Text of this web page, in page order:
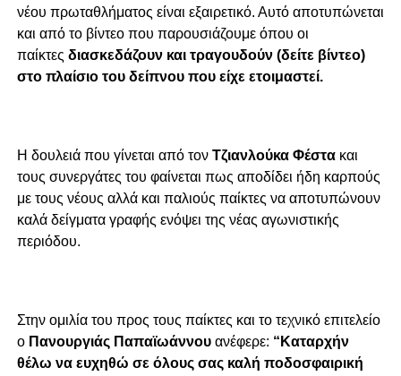
νέου πρωταθλήματος είναι εξαιρετικό. Αυτό αποτυπώνεται
και από το βίντεο που παρουσιάζουμε όπου οι
παίκτες διασκεδάζουν και τραγουδούν (δείτε βίντεο)
στο πλαίσιο του δείπνου που είχε ετοιμαστεί.
Η δουλειά που γίνεται από τον Τζιανλούκα Φέστακαι
τους συνεργάτες του φαίνεται πως αποδίδει ήδη καρπούς
με τους νέους αλλά και παλιούς παίκτες να αποτυπώνουν
καλά δείγματα γραφής ενόψει της νέας αγωνιστικής
περιόδου.
Στην ομιλία του προς τους παίκτες και το τεχνικό επιτελείο
ο Πανουργιάς Παπαϊωάννουανέφερε: “Καταρχήν
θέλω να ευχηθώ σε όλους σας καλή ποδοσφαιρική